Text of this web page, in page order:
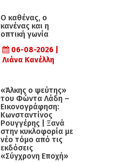
Ο καθένας, ο
κανένας και η
οπτική γωνία
06-08-2026 |
Λιάνα Κανέλλη
«Άλκης ο ψεύτης»
του Φώντα Λάδη –
Εικονογράφηση:
Κωνσταντίνος
Ρουγγέρης | Ξανά
στην κυκλοφορία με
νέο τόμο από τις
εκδόσεις
«Σύγχρονη Εποχή»